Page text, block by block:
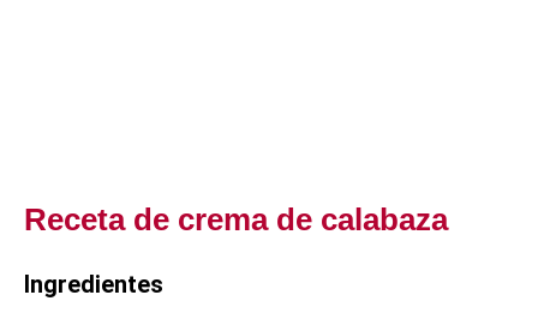
Receta de crema de calabaza
Ingredientes